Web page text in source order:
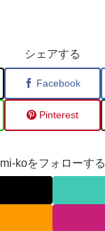
シェアする
Facebook
Pinterest
mi-koをフォローする